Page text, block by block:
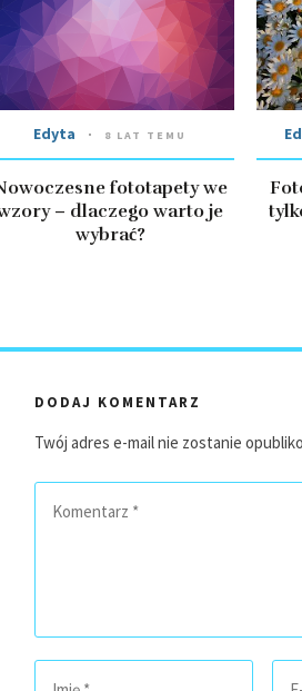
Edyta 8 LAT TEMU
fototapety we
– dlaczego warto je
wybrać?
DODAJ KOMENTARZ
Twój adres e-mail nie zostanie